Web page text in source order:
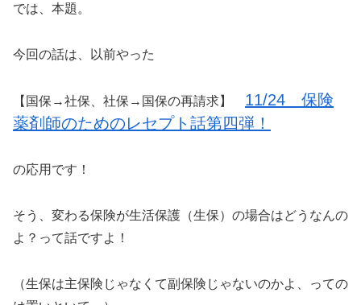
では、本題。
今回の話は、以前やった
【国保→社保、社保→国保の再請求】
11/24 保険
薬剤師のためのレセプト話第四弾！
の応用です！
そう、変わる保険が生活保護（生保）の場合はどうなんの
よ？って話ですよ！
（生保は主保険じゃなくて副保険じゃないのかよ、っての